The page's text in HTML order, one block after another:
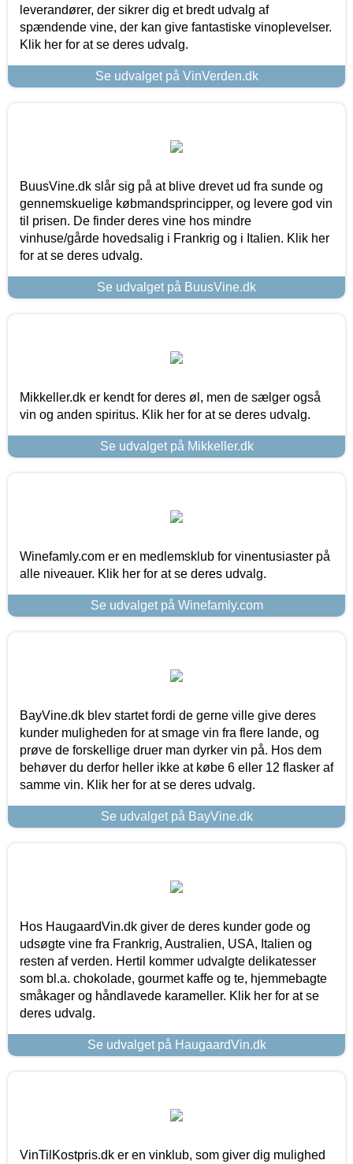
leverandører, der sikrer dig et bredt udvalg af
spændende vine, der kan give fantastiske vinoplevelser.
Klik her for at se deres udvalg.
Se udvalget på VinVerden.dk
BuusVine.dk slår sig på at blive drevet ud fra sunde og
gennemskuelige købmandsprincipper, og levere god vin
til prisen. De finder deres vine hos mindre
vinhuse/gårde hovedsalig i Frankrig og i Italien. Klik her
for at se deres udvalg.
Se udvalget på BuusVine.dk
Mikkeller.dk er kendt for deres øl, men de sælger også
vin og anden spiritus. Klik her for at se deres udvalg.
Se udvalget på Mikkeller.dk
Winefamly.com er en medlemsklub for vinentusiaster på
alle niveauer. Klik her for at se deres udvalg.
Se udvalget på Winefamly.com
BayVine.dk blev startet fordi de gerne ville give deres
kunder muligheden for at smage vin fra flere lande, og
prøve de forskellige druer man dyrker vin på. Hos dem
behøver du derfor heller ikke at købe 6 eller 12 flasker af
samme vin. Klik her for at se deres udvalg.
Se udvalget på BayVine.dk
Hos HaugaardVin.dk giver de deres kunder gode og
udsøgte vine fra Frankrig, Australien, USA, Italien og
resten af verden. Hertil kommer udvalgte delikatesser
som bl.a. chokolade, gourmet kaffe og te, hjemmebagte
småkager og håndlavede karameller. Klik her for at se
deres udvalg.
Se udvalget på HaugaardVin.dk
VinTilKostpris.dk er en vinklub, som giver dig mulighed